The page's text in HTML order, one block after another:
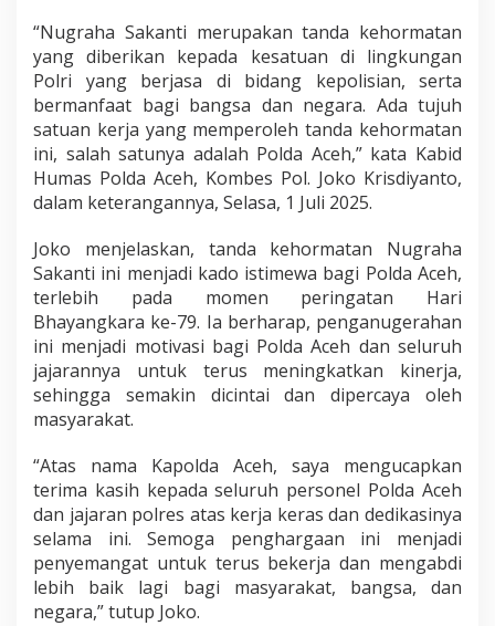
“Nugraha Sakanti merupakan tanda kehormatan
yang diberikan kepada kesatuan di lingkungan
Polri yang berjasa di bidang kepolisian, serta
bermanfaat bagi bangsa dan negara. Ada tujuh
satuan kerja yang memperoleh tanda kehormatan
ini, salah satunya adalah Polda Aceh,” kata Kabid
Humas Polda Aceh, Kombes Pol. Joko Krisdiyanto,
dalam keterangannya, Selasa, 1 Juli 2025.
Joko menjelaskan, tanda kehormatan Nugraha
Sakanti ini menjadi kado istimewa bagi Polda Aceh,
terlebih pada momen peringatan Hari
Bhayangkara ke-79. Ia berharap, penganugerahan
ini menjadi motivasi bagi Polda Aceh dan seluruh
jajarannya untuk terus meningkatkan kinerja,
sehingga semakin dicintai dan dipercaya oleh
masyarakat.
“Atas nama Kapolda Aceh, saya mengucapkan
terima kasih kepada seluruh personel Polda Aceh
dan jajaran polres atas kerja keras dan dedikasinya
selama ini. Semoga penghargaan ini menjadi
penyemangat untuk terus bekerja dan mengabdi
lebih baik lagi bagi masyarakat, bangsa, dan
negara,” tutup Joko.